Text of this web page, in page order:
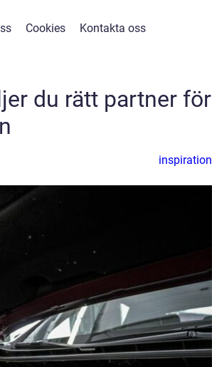
Cookies Kontakta oss
du rätt partner för
inspiration